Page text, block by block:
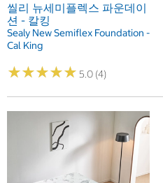
씰리 뉴세미플렉스 파운데이
션 - 칼킹
Sealy New Semiflex Foundation -
Cal King
★★★★★
★★★★★ 5.0 (4)